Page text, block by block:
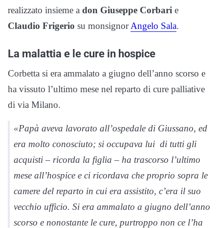
realizzato insieme a don Giuseppe Corbari e
Claudio Frigerio su monsignorAngelo Sala.
La malattia e le cure in hospice
Corbetta si era ammalato a giugno dell’anno scorso e
ha vissuto l’ultimo mese nel reparto di cure palliative
di via Milano.
«Papà aveva lavorato all’ospedale di Giussano, ed
era molto conosciuto; si occupava lui di tutti gli
acquisti – ricorda la figlia – ha trascorso l’ultimo
mese all’hospice e ci ricordava che proprio sopra le
camere del reparto in cui era assistito, c’era il suo
vecchio ufficio. Si era ammalato a giugno dell’anno
scorso e nonostante le cure, purtroppo non ce l’ha